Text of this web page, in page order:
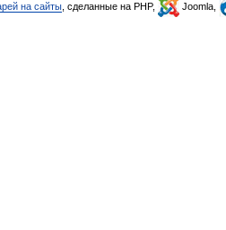
на сайты , сделанные на PHP, Joomla,